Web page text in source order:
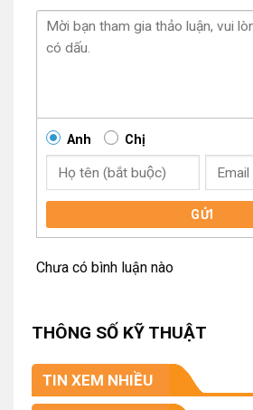
Anh Chị
GỬI
Chưa có bình luận nào
THÔNG SỐ KỸ THUẬT
TIN XEM NHIỀU